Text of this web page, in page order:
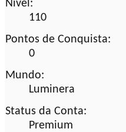
Nível:
110
Pontos de Conquista:
0
Mundo:
Luminera
Status da Conta:
Premium